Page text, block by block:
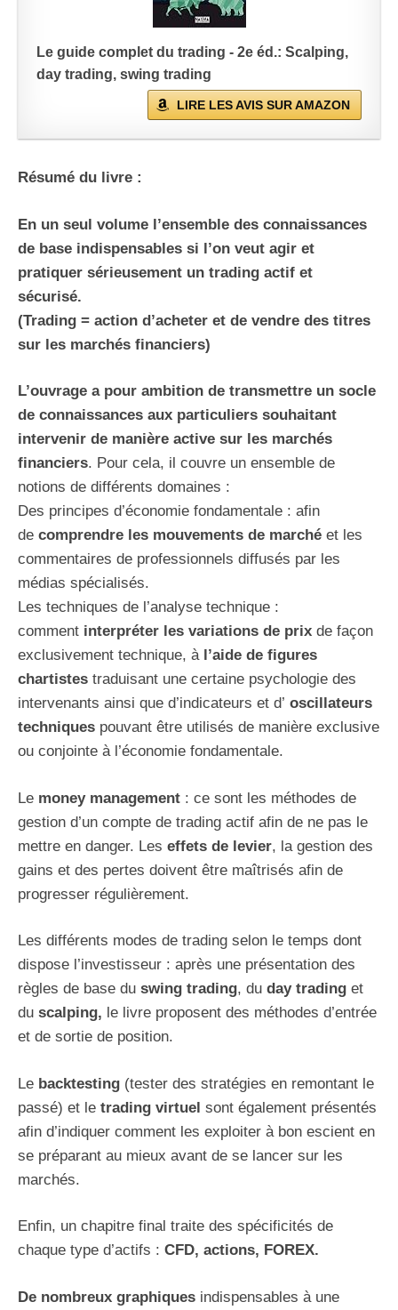
Le guide complet du trading - 2e éd.: Scalping,
day trading, swing trading
LIRE LES AVIS SUR AMAZON
Résumé du livre :
En un seul volume l’ensemble des connaissances
de base indispensables si l’on veut agir et
pratiquer sérieusement un trading actif et
sécurisé.
(Trading = action d’acheter et de vendre des titres
sur les marchés financiers)
L’ouvrage a pour ambition de transmettre un socle
de connaissances aux particuliers souhaitant
intervenir de manière active sur les marchés
financiers. Pour cela, il couvre un ensemble de
notions de différents domaines :
Des principes d’économie fondamentale : afin
de comprendre les mouvements de marché et les
commentaires de professionnels diffusés par les
médias spécialisés.
Les techniques de l’analyse technique :
comment interpréter les variations de prix de façon
exclusivement technique, à l’aide de figures
chartistes traduisant une certaine psychologie des
intervenants ainsi que d’indicateurs et d’ oscillateurs
techniques pouvant être utilisés de manière exclusive
ou conjointe à l’économie fondamentale.
Le money management : ce sont les méthodes de
gestion d’un compte de trading actif afin de ne pas le
mettre en danger. Les effets de levier, la gestion des
gains et des pertes doivent être maîtrisés afin de
progresser régulièrement.
Les différents modes de trading selon le temps dont
dispose l’investisseur : après une présentation des
règles de base du swing trading, du day trading et
du scalping, le livre proposent des méthodes d’entrée
et de sortie de position.
Le backtesting (tester des stratégies en remontant le
passé) et le trading virtuel sont également présentés
afin d’indiquer comment les exploiter à bon escient en
se préparant au mieux avant de se lancer sur les
marchés.
Enfin, un chapitre final traite des spécificités de
chaque type d’actifs : CFD, actions, FOREX.
De nombreux graphiques indispensables à une